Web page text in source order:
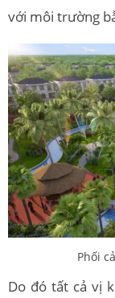
với môi trường
Phối
Do đó tất cả vị